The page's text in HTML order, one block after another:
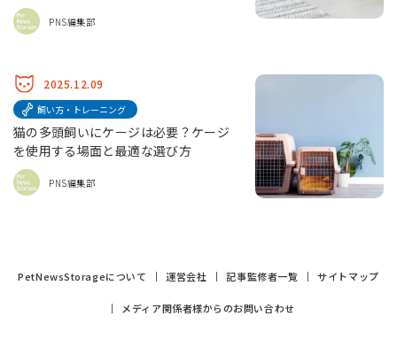
PNS編集部
2025.12.09
飼い方・トレーニング
猫の多頭飼いにケージは必要？ケージ
を使用する場面と最適な選び方
PNS編集部
PetNewsStorageについて 運営会社 記事監修者一覧 サイトマップ
メディア関係者様からのお問い合わせ